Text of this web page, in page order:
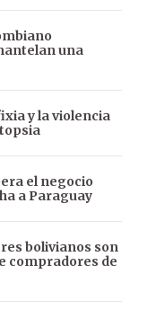
una
y la violencia
el negocio
a Paraguay
bolivianos son
compradores de